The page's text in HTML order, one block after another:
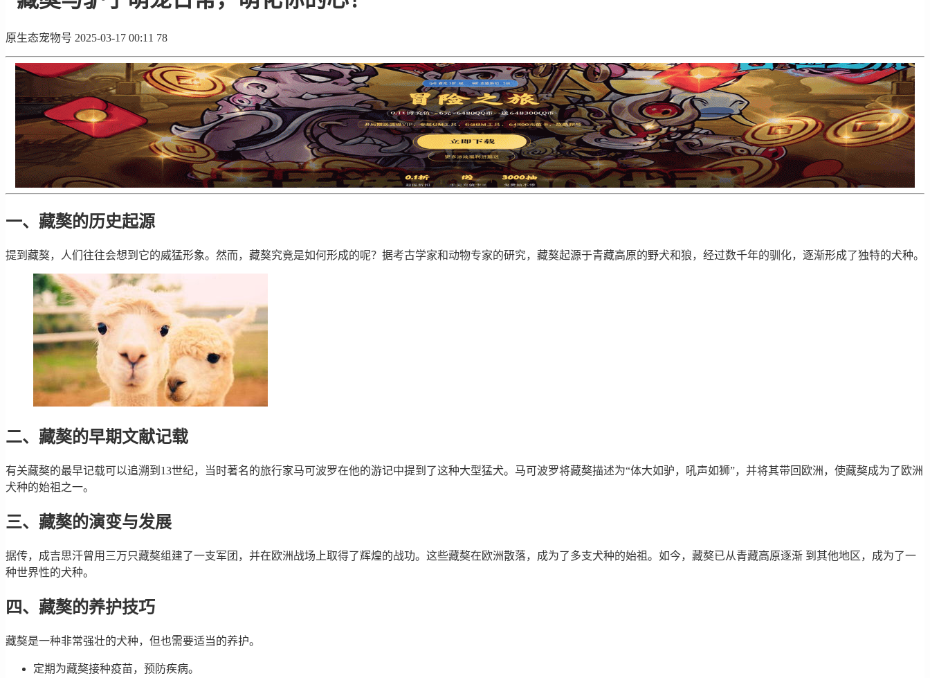
原生态宠物号 2025-03-17 00:11 78
一、藏獒的历史起源
提到藏獒，人们往往会想到它的威猛形象。然而，藏獒究竟是如何形成的呢？据考古学家和动物专家的研究，藏獒起源于青藏高原的野犬和狼，经过数千年的驯化，逐渐形成了独特的犬种。
二、藏獒的早期文献记载
有关藏獒的最早记载可以追溯到13世纪，当时著名的旅行家马可波罗在他的游记中提到了这种大型猛犬。马可波罗将藏獒描述为“体大如驴，吼声如狮”，并将其带回欧洲，使藏獒成为了欧洲
犬种的始祖之一。
三、藏獒的演变与发展
据传，成吉思汗曾用三万只藏獒组建了一支军团，并在欧洲战场上取得了辉煌的战功。这些藏獒在欧洲散落，成为了多支犬种的始祖。如今，藏獒已从青藏高原逐渐 到其他地区，成为了一
种世界性的犬种。
四、藏獒的养护技巧
藏獒是一种非常强壮的犬种，但也需要适当的养护。
定期为藏獒接种疫苗，预防疾病。